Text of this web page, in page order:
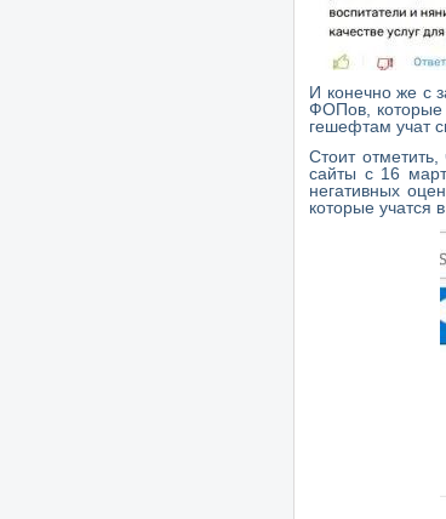
И конечно же с
ФОПов, которые
гешефтам учат
Стоит
сайты с 16
негативных
которые учатся